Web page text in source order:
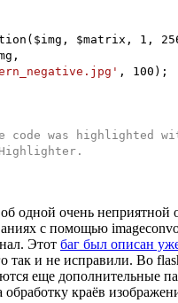
$matrix, 1,
, 100);
code was highlighted
Highlighter .
об одной очень неприятной
с помощью
Этот баг был описан
так и не исправили. Во
еще дополнительные
обработку краёв